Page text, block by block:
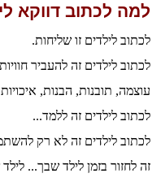
למה לכתוב דווקא
לכתוב לילדים זו שליחות.
לכתוב לילדים זה להעביר
עוצמה, תובנות, הבנות,
לכתוב לילדים זה ללמד...
לכתוב לילדים זה לא רק
זה לחזור בזמן לילד שבך...